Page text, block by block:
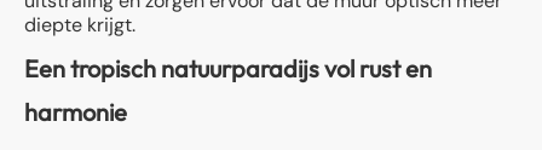
diepte krijgt.
Een tropisch natuurparadijs vol rust en
harmonie